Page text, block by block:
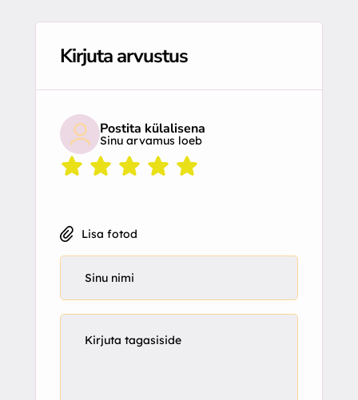
Kirjuta arvustus
Postita külalisena
Sinu arvamus loeb
Lisa fotod